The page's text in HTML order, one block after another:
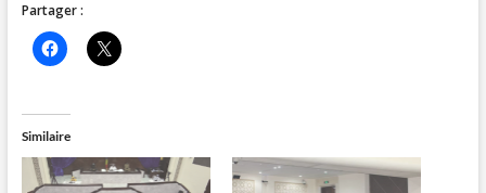
Partager :
C
l
e
z
p
o
u
r
C
l
o
u
r
Similaire